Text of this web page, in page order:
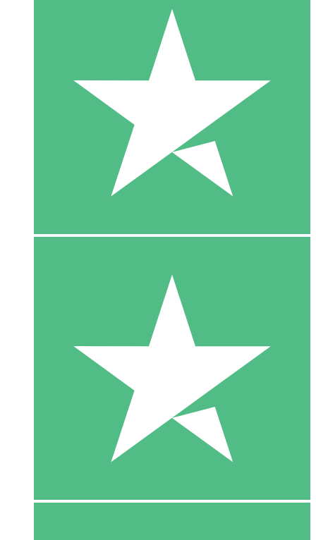
10 Downloads
20 00